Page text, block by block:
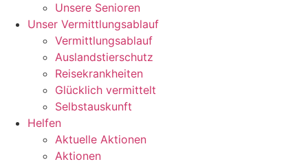
Unsere Senioren
Unser Vermittlungsablauf
Vermittlungsablauf
Auslandstierschutz
Reisekrankheiten
Glücklich vermittelt
Selbstauskunft
Helfen
Aktuelle Aktionen
Aktionen